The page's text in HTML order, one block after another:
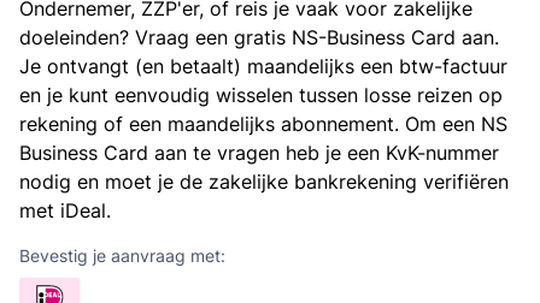
Ondernemer, ZZP'er, of reis je vaak voor zakelijke
doeleinden? Vraag een gratis NS-Business Card aan.
Je ontvangt (en betaalt) maandelijks een btw-factuur
en je kunt eenvoudig wisselen tussen losse reizen op
rekening of een maandelijks abonnement. Om een NS
Business Card aan te vragen heb je een KvK-nummer
nodig en moet je de zakelijke bankrekening verifiëren
met iDeal.
Bevestig je aanvraag met: